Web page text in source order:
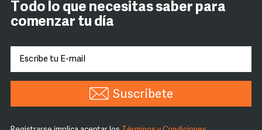
Todo lo que necesitas saber para
comenzar tu día
Suscríbete